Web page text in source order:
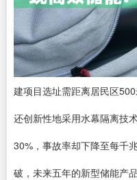
建项目选址需距离居民区
还创新性地采用水幕隔离技
30%，事故率却下降至每千
破，未来五年的新型储能产